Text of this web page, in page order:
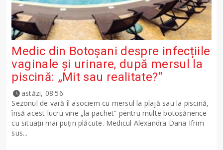
Medic din Botoșani despre infecțiile
vaginale și urinare, după mersul la
piscină: „Mit sau realitate?”
astăzi, 08:56
Sezonul de vară îl asociem cu mersul la plajă sau la piscină,
însă acest lucru vine „la pachet” pentru multe botoșănence
cu situații mai puțin plăcute. Medicul Alexandra Dana Ifrim
sus...